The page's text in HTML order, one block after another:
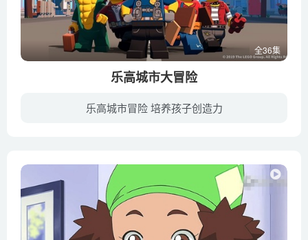
全36集
乐高城市大冒险
乐高城市冒险 培养孩子创造力